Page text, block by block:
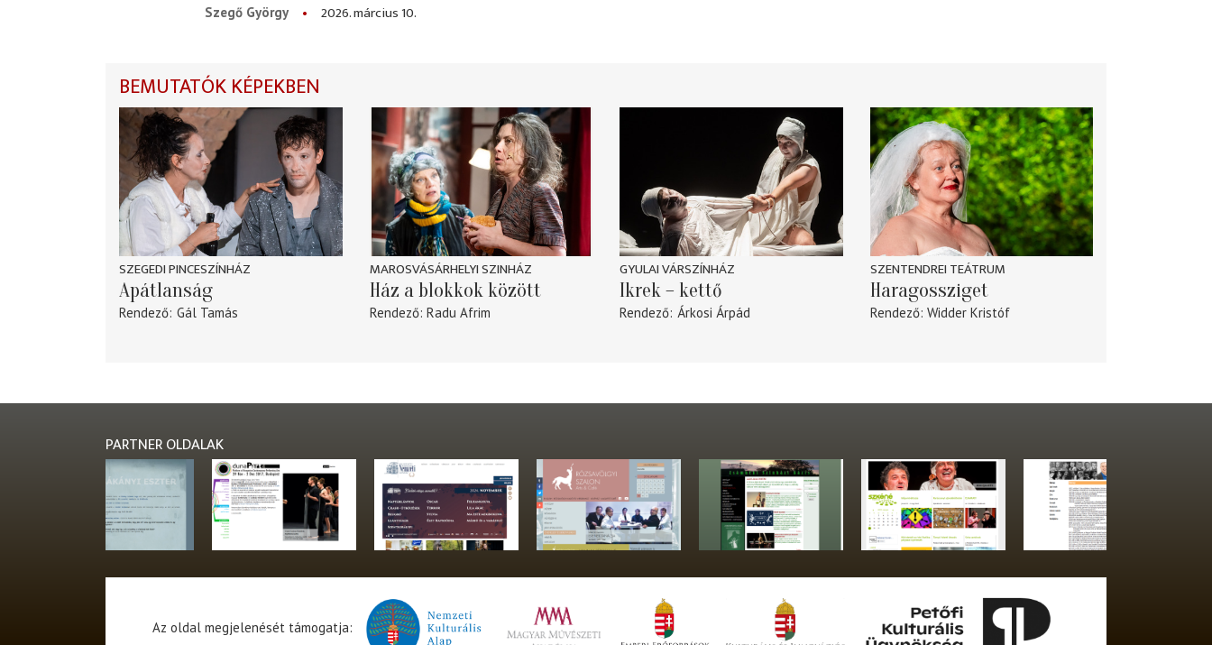
Szegő György
2026. március 10.
BEMUTATÓK KÉPEKBEN
SZEGEDI PINCESZÍNHÁZ
Apátlanság
Rendező Gál Tamás
MAROSVÁSÁRHELYI SZINHÁZ
Ház a blokkok között
Rendező Radu Afrim
GYULAI VÁRSZÍNHÁZ
Ikrek – kettő
Rendező Árkosi Árpád
SZENTENDREI TEÁTRUM
Haragossziget
Rendező Widder Kristóf
PARTNER OLDALAK
Az oldal megjelenését támogatja: